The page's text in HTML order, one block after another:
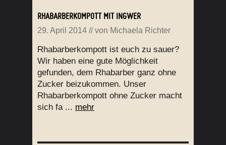
RHABARBERKOMPOTT MIT INGWER
29. April 2014 // von Michaela Richter
Rhabarberkompott ist euch zu sauer?
Wir haben eine gute Möglichkeit
gefunden, dem Rhabarber ganz ohne
Zucker beizukommen. Unser
Rhabarberkompott ohne Zucker macht
sich fa ... mehr